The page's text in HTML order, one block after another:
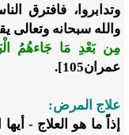
وتدابروا، فافترق
والله سبحانه وتعالى
مِن بَعْدِ مَا جَاءهُمُ
عمران105].
علاج المرض:
إذاً ما هو العلاج -